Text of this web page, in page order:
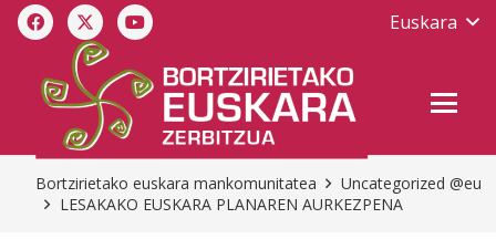
Euskara
Bortzirietako euskara mankomunitatea
Uncategorized @eu
LESAKAKO EUSKARA PLANAREN AURKEZPENA